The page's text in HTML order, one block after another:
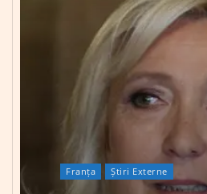
Franța Știri Externe